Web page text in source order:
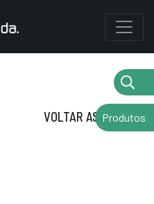
VOLTAR AS MARCAS
Produtos